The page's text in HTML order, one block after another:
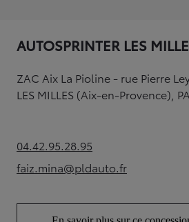
AUTOSPRINTER LES
ZAC Aix La Pioline - rue Pierre
LES MILLES (Aix-en-Provence),
04.42.95.28.95(Opens in new tab)
faiz.mina@pldauto.fr
(Opens in new tab)